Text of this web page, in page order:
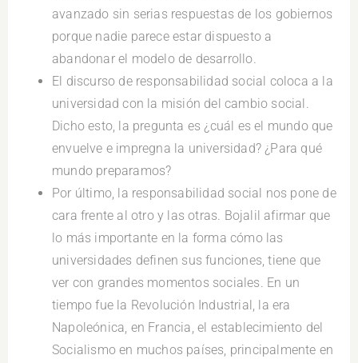
avanzado sin serias respuestas de los gobiernos
porque nadie parece estar dispuesto a
abandonar el modelo de desarrollo.
El discurso de responsabilidad social coloca a la
universidad con la misión del cambio social.
Dicho esto, la pregunta es ¿cuál es el mundo que
envuelve e impregna la universidad? ¿Para qué
mundo preparamos?
Por último, la responsabilidad social nos pone de
cara frente al otro y las otras. Bojalil afirmar que
lo más importante en la forma cómo las
universidades definen sus funciones, tiene que
ver con grandes momentos sociales. En un
tiempo fue la Revolución Industrial, la era
Napoleónica, en Francia, el establecimiento del
Socialismo en muchos países, principalmente en